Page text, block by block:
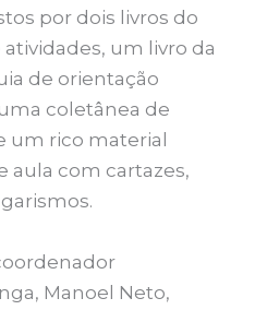
por dois livros do
um livro da
de orientação
coletânea de
um rico material
aula com cartazes,
Manoel Neto,